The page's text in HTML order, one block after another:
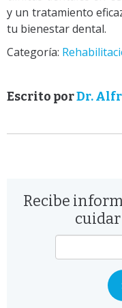
y un tratamiento
tu bienestar dental.
Categoría:
Escrito porDr.
Recibe